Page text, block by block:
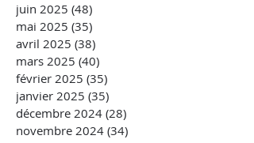
juin 2025 (48)
mai 2025 (35)
avril 2025 (38)
mars 2025 (40)
février 2025 (35)
janvier 2025 (35)
décembre 2024 (28)
novembre 2024 (34)